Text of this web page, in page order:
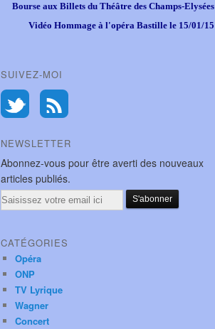
Bourse aux Billets du Théâtre des Champs-Elysées
Vidéo Hommage à l'opéra Bastille le 15/01/15
SUIVEZ-MOI
NEWSLETTER
Abonnez-vous pour être averti des nouveaux
articles publiés.
Email
CATÉGORIES
Opéra
ONP
TV Lyrique
Wagner
Concert